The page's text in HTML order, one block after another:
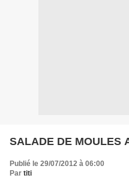
SALADE DE MOULES
Publié le 29/07/2012 à 06:00
Par titi